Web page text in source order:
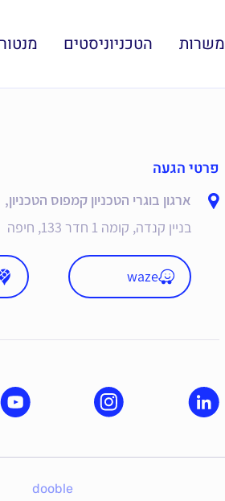
משרות הטכניוניסטים
פרטי הגעה
ארגון בוגרי הטכניון קמפוס הטכניון,
בניין קנדה, קומה 1 חדר 133, חיפה
waze
dooble